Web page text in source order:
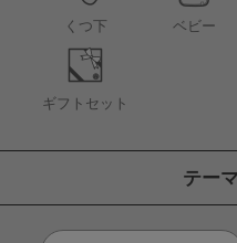
くつ下 ベビー
ギフトセット
テー